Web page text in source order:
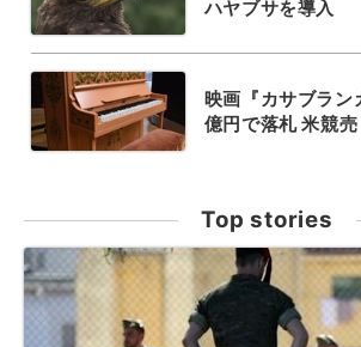
ハヤブサを導入
映画『カサブラ
億円で落札 米競売
Top stories